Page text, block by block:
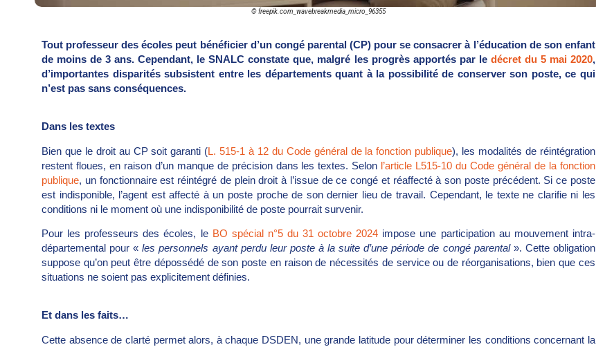
© freepik.com_wavebreakmedia_micro_96355
Tout professeur des écoles peut bénéficier d’un congé parental (CP) pour se consacrer à l’éducation de son enfant
de moins de 3 ans. Cependant, le SNALC constate que, malgré les progrès apportés par le décret du 5 mai 2020,
d’importantes disparités subsistent entre les départements quant à la possibilité de conserver son poste, ce qui
n’est pas sans conséquences.
Dans les textes
Bien que le droit au CP soit garanti (L. 515-1 à 12 du Code général de la fonction publique), les modalités de réintégration
restent floues, en raison d’un manque de précision dans les textes. Selon l’article L515-10 du Code général de la fonction
publique, un fonctionnaire est réintégré de plein droit à l’issue de ce congé et réaffecté à son poste précédent. Si ce poste
est indisponible, l’agent est affecté à un poste proche de son dernier lieu de travail. Cependant, le texte ne clarifie ni les
conditions ni le moment où une indisponibilité de poste pourrait survenir.
Pour les professeurs des écoles, le BO spécial n°5 du 31 octobre 2024 impose une participation au mouvement intra-
départemental pour «les personnels ayant perdu leur poste à la suite d’une période de congé parental». Cette obligation
suppose qu’on peut être dépossédé de son poste en raison de nécessités de service ou de réorganisations, bien que ces
situations ne soient pas explicitement définies.
Et dans les faits…
Cette absence de clarté permet alors, à chaque DSDEN, une grande latitude pour déterminer les conditions concernant la